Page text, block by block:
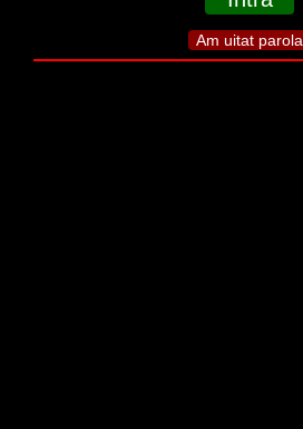
Am uitat parola